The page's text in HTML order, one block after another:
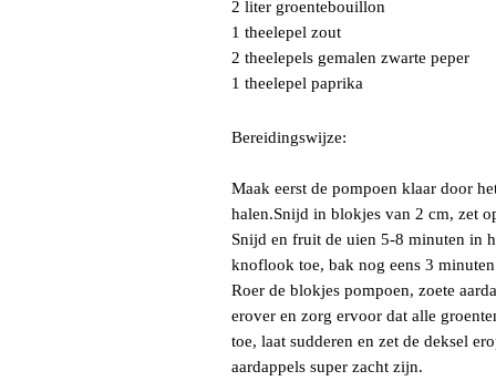
2 liter groentebouillon
1 theelepel zout
2 theelepels gemalen zwarte peper
1 theelepel paprika
Bereidingswijze:
Maak eerst de pompoen klaar door
halen.Snijd in blokjes van 2 cm, zet
Snijd en fruit de uien 5-8 minuten in
knoflook toe, bak nog eens 3
Roer de blokjes pompoen, zoete
erover en zorg ervoor dat alle
toe, laat sudderen en zet de deksel
aardappels super zacht zijn.